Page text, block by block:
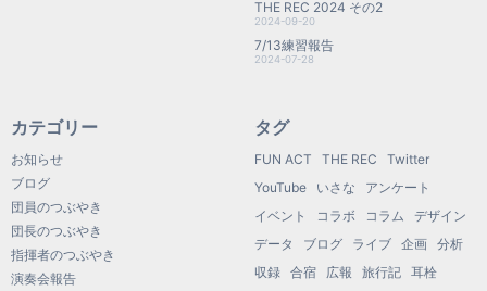
THE REC 2024 その2
2024-09-20
7/13練習報告
2024-07-28
カテゴリー
お知らせ
ブログ
団員のつぶやき
団長のつぶやき
指揮者のつぶやき
演奏会報告
タグ
FUN ACT THE REC
Twitter
YouTube
いさな
アンケート
イベント
コラボ コラム
デザイン
データ
ブログ ライブ 企画
分析
収録
合宿 広報 旅行記
耳栓